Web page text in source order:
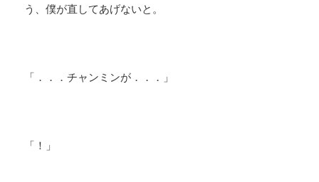
う、僕が直してあげないと。
「．．．チャンミンが．．．」
「！」